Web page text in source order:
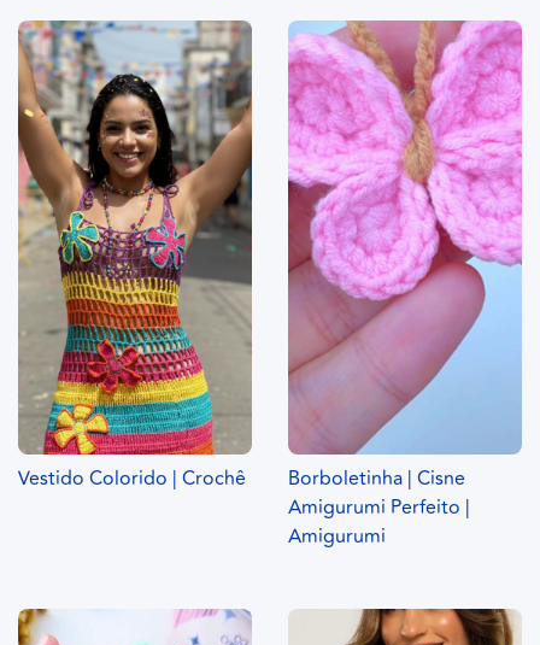
Vestido Colorido | Crochê
Borboletinha | Cisne
Amigurumi Perfeito |
Amigurumi